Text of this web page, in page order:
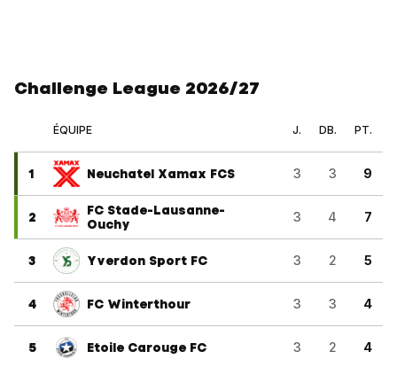
Challenge League 2026/27
ÉQUIPE J. DB. PT.
1 Neuchatel Xamax FCS 3 3 9
2
FC Stade-Lausanne-
Ouchy
3 4 7
3 Yverdon Sport FC 3 2 5
4 FC Winterthour 3 3 4
5 Etoile Carouge FC 3 2 4